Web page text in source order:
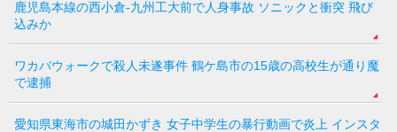
鹿児島本線の西小倉-九州工大前で人身事故 ソニックと衝突 飛び
込みか
ワカバウォークで殺人未遂事件 鶴ケ島市の15歳の高校生が通り魔
で逮捕
愛知県東海市の城田かずき 女子中学生の暴行動画で炎上 インスタ